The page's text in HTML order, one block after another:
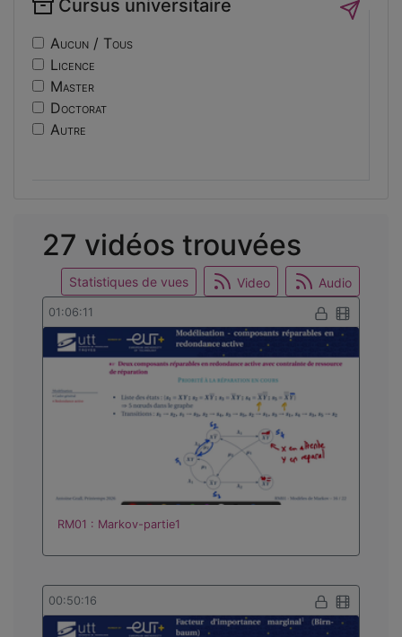
27 vidéos trouvées
Statistiques de vues Video Audio
01:06:11
RM01 : Markov-partie1
00:50:16
Sécurité
Sociologie
if14
ri
usinage
edc
engineering
ev14
osticket
Cursus universitaire
Aucun / Tous
Licence
Master
Doctorat
Autre